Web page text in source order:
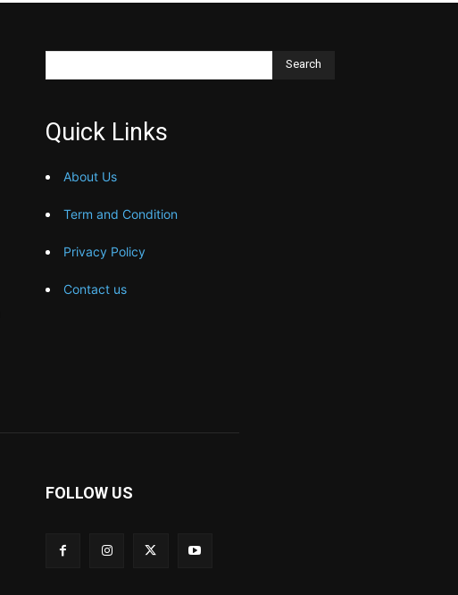
Search
Quick Links
About Us
Term and Condition
Privacy Policy
Contact us
FOLLOW US